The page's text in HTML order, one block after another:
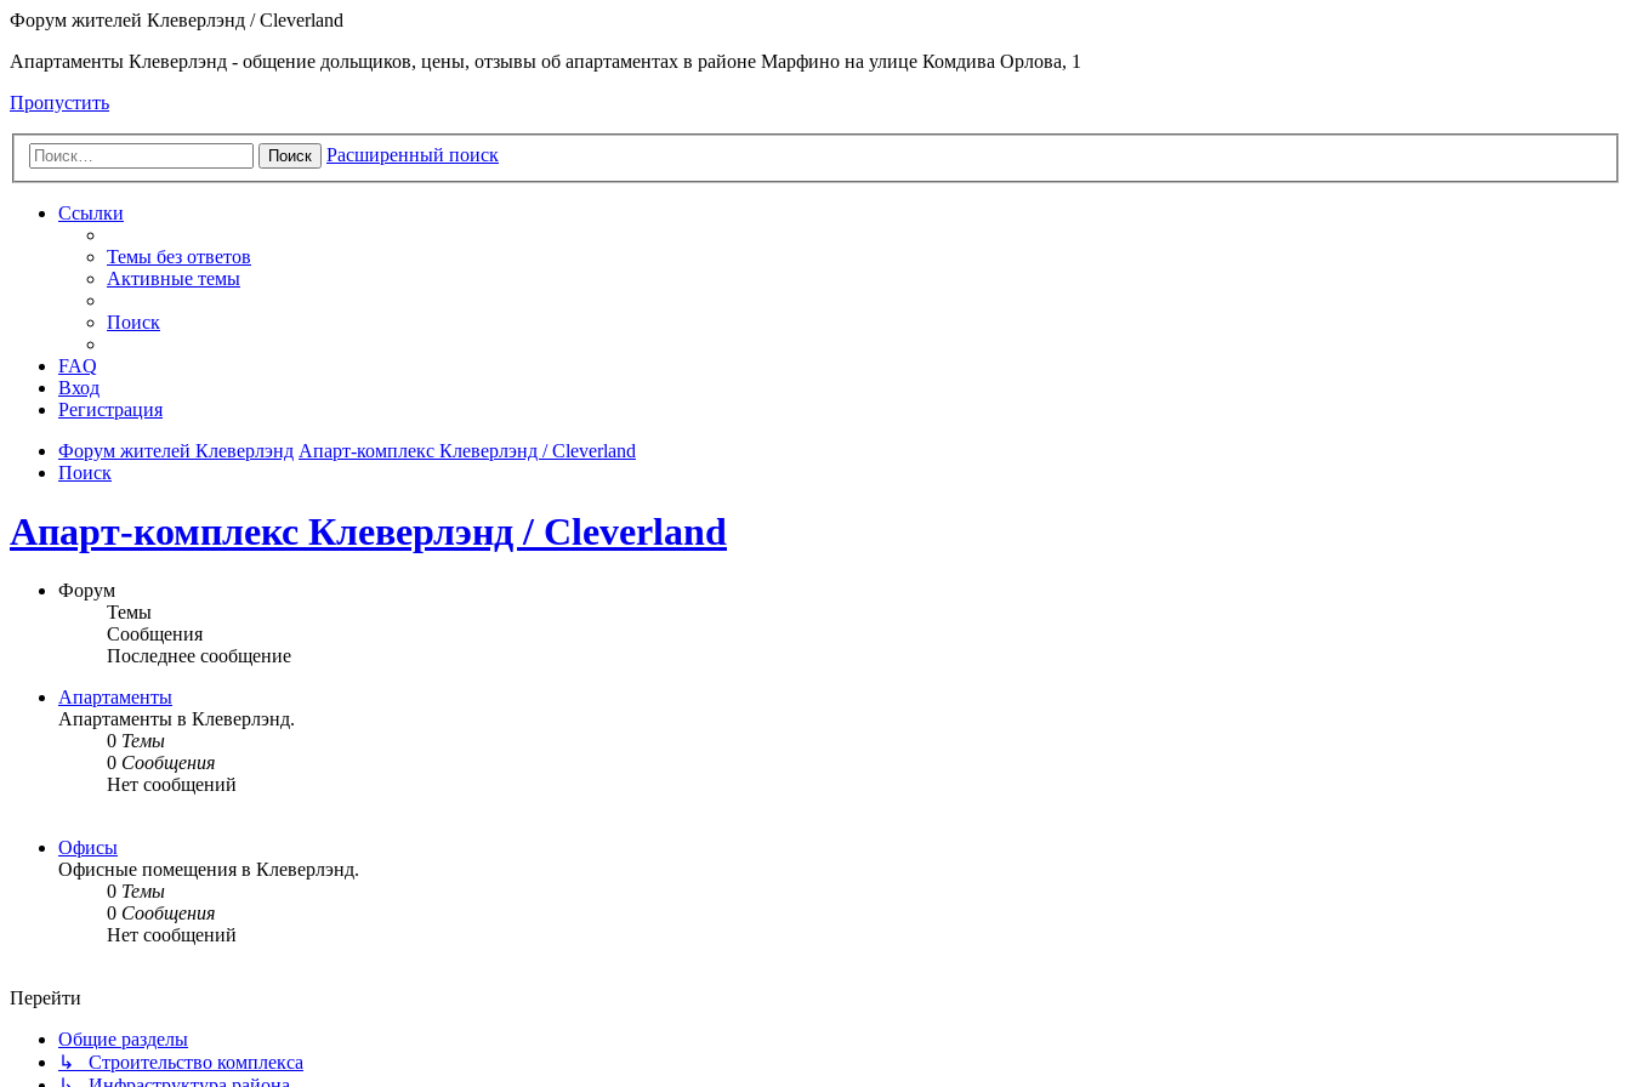
Форум жителей Клеверлэнд / Cleverland
Апартаменты Клеверлэнд - общение дольщиков, цены, отзывы об апартаментах в районе Марфино на улице Комдива Орлова, 1
Пропустить
Поиск Расширенный поиск
Ссылки
Темы без ответов
Активные темы
Поиск
FAQ
Вход
Регистрация
Форум жителей Клеверлэнд Апарт-комплекс Клеверлэнд / Cleverland
Поиск
Апарт-комплекс Клеверлэнд / Cleverland
Форум
Темы
Сообщения
Последнее сообщение
Апартаменты
Апартаменты в Клеверлэнд.
0 Темы
0 Сообщения
Нет сообщений
Офисы
Офисные помещения в Клеверлэнд.
0 Темы
0 Сообщения
Нет сообщений
Перейти
Общие разделы
↳ Строительство комплекса